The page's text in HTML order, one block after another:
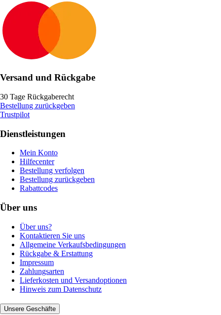
Versand und Rückgabe
30 Tage Rückgaberecht
Bestellung zurückgeben
Trustpilot
Dienstleistungen
Mein Konto
Hilfecenter
Bestellung verfolgen
Bestellung zurückgeben
Rabattcodes
Über uns
Über uns?
Kontaktieren Sie uns
Allgemeine Verkaufsbedingungen
Rückgabe & Erstattung
Impressum
Zahlungsarten
Lieferkosten und Versandoptionen
Hinweis zum Datenschutz
Unsere Geschäfte